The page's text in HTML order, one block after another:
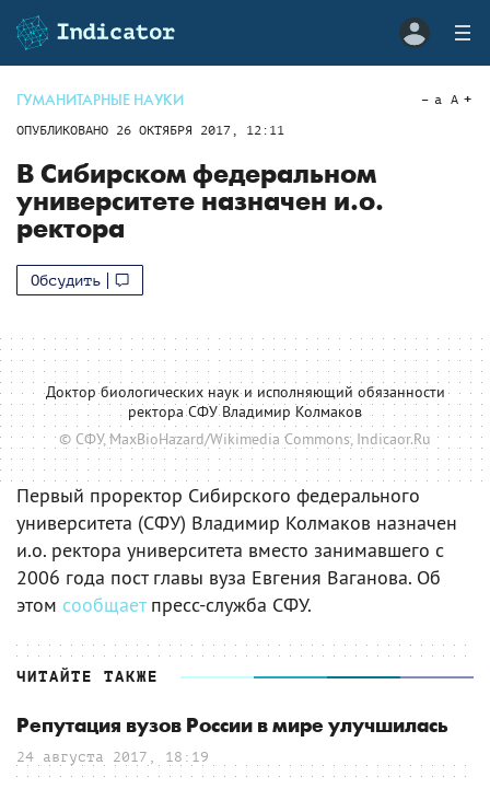
ГУМАНИТАРНЫЕ НАУКИ
ОПУБЛИКОВАНО 26 ОКТЯБРЯ 2017, 12:11
a A
В Сибирском федеральном
университете назначен и.о.
ректора
Обсудить
Доктор биологических наук и исполняющий обязанности
ректора СФУ Владимир Колмаков
© СФУ, MaxBioHazard/Wikimedia Commons, Indicaor.Ru
Первый проректор Сибирского федерального
университета (СФУ) Владимир Колмаков назначен
и.о. ректора университета вместо занимавшего с
2006 года пост главы вуза Евгения Ваганова. Об
этом сообщаетпресс-служба СФУ.
ЧИТАЙТЕ ТАКЖЕ
Репутация вузов России в мире улучшилась
24 августа 2017, 18:19